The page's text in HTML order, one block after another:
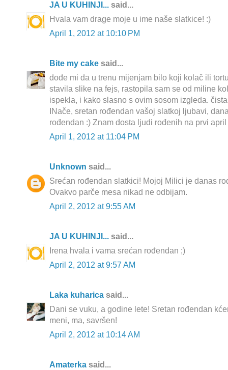
JA U KUHINJI... said...
Hvala vam drage moje u ime naše slatkice! :)
April 1, 2012 at 10:10 PM
Bite my cake said...
dođe mi da u trenu mijenjam bilo koji kolač ili
stavila slike na fejs, rastopila sam se od miline
ispekla, i kako slasno s ovim sosom izgleda.
INače, sretan rođendan vašoj slatkoj ljubavi,
rođendan :) Znam dosta ljudi rođenih na prvi april
April 1, 2012 at 11:04 PM
Unknown said...
Srećan rođendan slatkici! Mojoj Milici je danas
Ovakvo parče mesa nikad ne odbijam.
April 2, 2012 at 9:55 AM
JA U KUHINJI... said...
Irena hvala i vama srećan rođendan ;)
April 2, 2012 at 9:57 AM
Laka kuharica said...
Dani se vuku, a godine lete! Sretan rođendan
meni, ma, savršen!
April 2, 2012 at 10:14 AM
Amaterka said...